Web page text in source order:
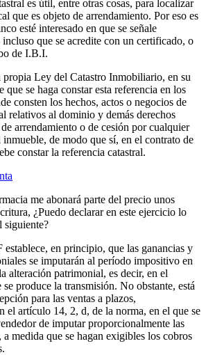
es útil, entre otras cosas, para localizar
que es objeto de arrendamiento. Por eso es
esté interesado en que se señale
incluso que se acredite con un certificado, o
de I.B.I.
propia Ley del Catastro Inmobiliario, en su
que se haga constar esta referencia en los
consten los hechos, actos o negocios de
relativos al dominio y demás derechos
arrendamiento o de cesión por cualquier
de modo que sí, en el contrato de
constar la referencia catastral.
me abonará parte del precio unos
¿Puedo declarar en este ejercicio lo
siguiente?
en principio, que las ganancias y
se imputarán al período impositivo en
alteración patrimonial, es decir, en el
se produce la transmisión. No obstante, está
para las ventas a plazos,
el artículo 14, 2, d, de la norma, en el que se
de imputar proporcionalmente las
a medida que se hagan exigibles los cobros